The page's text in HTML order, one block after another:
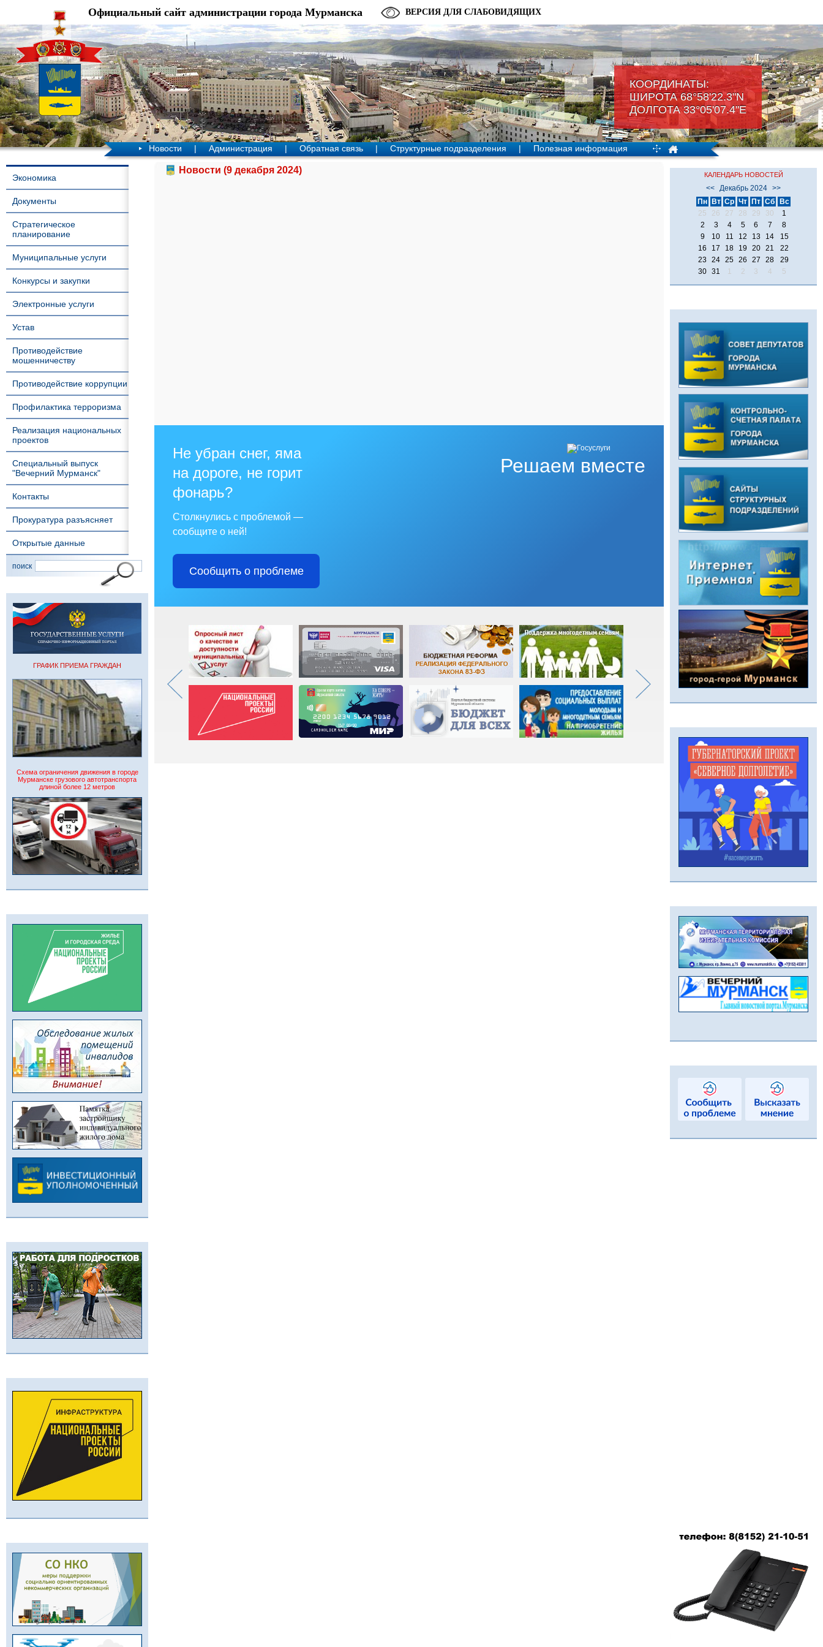
КООРДИНАТЫ:
ШИРОТА 68°58'22.3"N
ДОЛГОТА 33°05'07.4"Е
Официальный сайт администрации города Мурманска ВЕРСИЯ ДЛЯ СЛАБОВИДЯЩИХ
Новости | Администрация | Обратная связь | Структурные подразделения | Полезная информация
Экономика
Документы
Стратегическое
планирование
Муниципальные услуги
Конкурсы и закупки
Электронные услуги
Устав
Противодействие
мошенничеству
Противодействие коррупции
Профилактика терроризма
Реализация национальных
проектов
Специальный выпуск
"Вечерний Мурманск"
Контакты
Прокуратура разъясняет
Открытые данные
поиск
ГРАФИК ПРИЕМА ГРАЖДАН
Схема ограничения движения в городе
Мурманске грузового автотранспорта
длиной более 12 метров
Новости (9 декабря 2024)
Решаем вместе
Не убран снег, яма
на дороге, не горит
фонарь?
Столкнулись с проблемой —
сообщите о ней!
Сообщить о проблеме
КАЛЕНДАРЬ НОВОСТЕЙ
<< Декабрь 2024 >>
Пн
Вт Ср Чт Пт Сб
Вс
25
26 27 28 29 30
1
2
3 4 5 6 7
8
9
10 11 12 13 14
15
16
17 18 19 20 21
22
23
24 25 26 27 28
29
30 31 1 2 3 4 5